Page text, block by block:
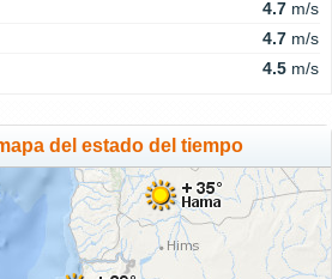
4.7 m/s
4.7 m/s
4.5 m/s
del estado del tiempo